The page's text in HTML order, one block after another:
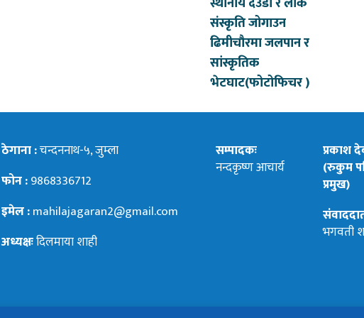
संस्कृति जोगाउन
ढिमीचौरमा जलपान र
सांस्कृतिक
भेटघाट(फोटोफिचर )
ठेगाना :चन्दननाथ-५, जुम्ला
फोन :9868336712
इमेल :mahilajagaran2@gmail.com
अध्यक्षःदिलमाया शाही
सम्पादकः
नन्दकृष्ण आचार्य
प्रकाश
(रुकुम
प्रमुख)
भगवती